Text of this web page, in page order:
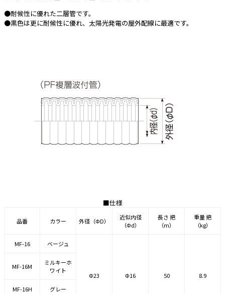
EV充電設備工事関連
e431オリジナル
暑さ対策
●耐候性に優れた二層管です。
●黒色は更に耐候性に優れ、太陽光発電の屋外配線に最適です。
■仕様
品番 カラー 外径（ΦD）
近似内径
（Φd）
長さ 把
（m）
重量 把
（kg）
MF-16 ベージュ
Φ23 Φ16 50 8.9
MF-16M
ミルキーホ
ワイト
MF-16H グレー